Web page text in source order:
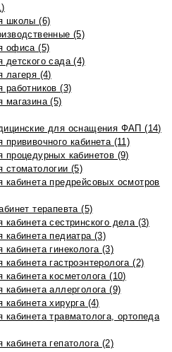
школы (6)
(5)
офиса (5)
детского сада (4)
лагеря (4)
работников (3)
магазина (5)
для оснащения ФАП (14)
прививочного кабинета (11)
процедурных кабинетов (9)
стоматологии (5)
кабинета предрейсовых осмотров
терапевта (5)
кабинета сестринского дела (3)
кабинета педиатра (3)
кабинета гинеколога (3)
кабинета гастроэнтеролога (2)
кабинета косметолога (10)
кабинета аллерголога (9)
кабинета хирурга (4)
кабинета травматолога, ортопеда
кабинета гепатолога (2)